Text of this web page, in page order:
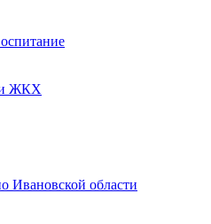
и ЖКХ
Ивановской области